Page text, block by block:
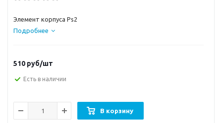
Элемент корпуса Ps2
Подробнее
510 руб/шт
Есть в наличии
В корзину